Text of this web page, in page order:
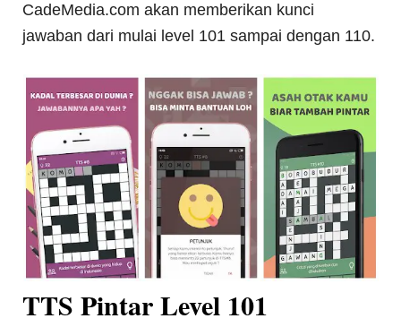
CadeMedia.com akan memberikan kunci
jawaban dari mulai level 101 sampai dengan 110.
TTS Pintar Level 101